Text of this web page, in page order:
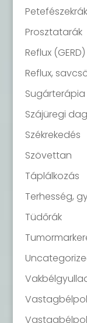
Petefészekrák
Prosztatarák
Reflux (GERD)
Reflux,
Sugárterápia
Szájüregi
Székrekedés
Szövettan
Táplálkozás
Terhesség,
Tüdőrák